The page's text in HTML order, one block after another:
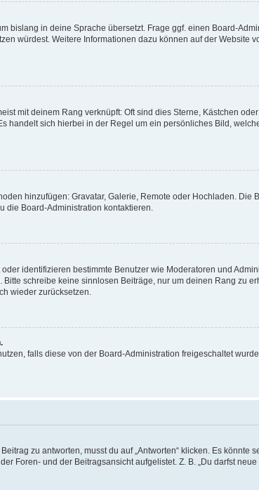
in deine Sprache übersetzt. Frage ggf. einen Board-
würdest. Weitere Informationen dazu können auf der Website
mit deinem Rang verknüpft: Oft sind dies Sterne, Kästchen
handelt sich hierbei in der Regel um ein persönliches Bild,
hinzufügen: Gravatar, Galerie, Remote oder Hochladen. Die
die Board-Administration kontaktieren.
identifizieren bestimmte Benutzer wie Moderatoren und
schreibe keine sinnlosen Beiträge, nur um deinen Rang zu
wieder zurücksetzen.
falls diese von der Board-Administration freigeschaltet
zu antworten, musst du auf „Antworten“ klicken. Es könnte
und der Beitragsansicht aufgelistet. Z. B. „Du darfst neue